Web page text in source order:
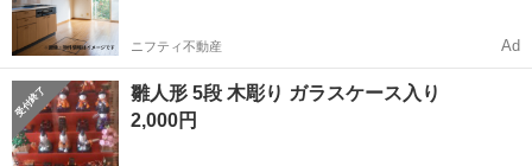
ニフティ不動産 Ad
雛人形 5段 木彫り ガラスケース入り
2,000円